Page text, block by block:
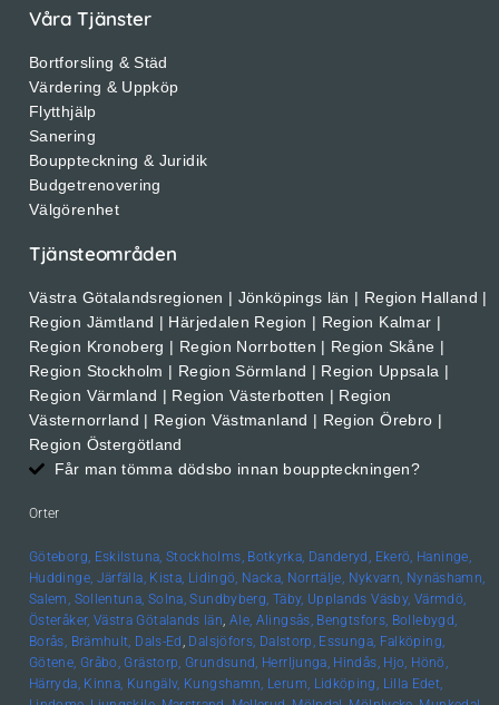
Våra Tjänster
Bortforsling & Städ
Värdering & Uppköp
Flytthjälp
Sanering
Bouppteckning & Juridik
Budgetrenovering
Välgörenhet
Tjänsteområden
Västra Götalandsregionen | Jönköpings län | Region Halland |
Region Jämtland | Härjedalen Region | Region Kalmar |
Region Kronoberg | Region Norrbotten | Region Skåne |
Region Stockholm | Region Sörmland | Region Uppsala |
Region Värmland | Region Västerbotten | Region
Västernorrland | Region Västmanland | Region Örebro |
Region Östergötland
Får man tömma dödsbo innan bouppteckningen?
Orter
Göteborg, Eskilstuna, Stockholms, Botkyrka, Danderyd, Ekerö, Haninge,
Huddinge, Järfälla, Kista, Lidingö, Nacka, Norrtälje, Nykvarn, Nynäshamn,
Salem, Sollentuna, Solna, Sundbyberg, Täby, Upplands Väsby, Värmdö,
Österåker, Västra Götalands län, Ale, Alingsås, Bengtsfors, Bollebygd,
Borås, Brämhult, Dals-Ed , Dalsjöfors, Dalstorp, Essunga, Falköping,
Götene, Gråbo, Grästorp, Grundsund, Herrljunga, Hindås, Hjo, Hönö,
Härryda, Kinna, Kungälv, Kungshamn, Lerum, Lidköping, Lilla Edet,